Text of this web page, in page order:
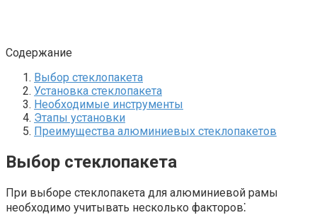
Содержание
Выбор стеклопакета
Установка стеклопакета
Необходимые инструменты
Этапы установки
Преимущества алюминиевых стеклопакетов
Выбор стеклопакета
При выборе стеклопакета для алюминиевой рамы
необходимо учитывать несколько факторов⁚